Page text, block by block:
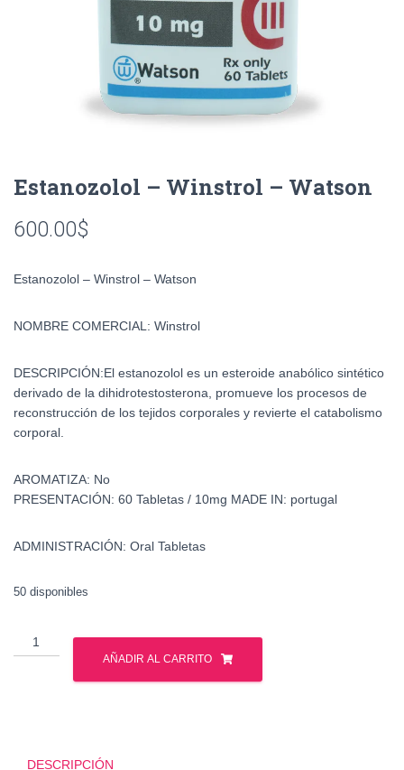
Estanozolol – Winstrol – Watson
600.00$
Estanozolol – Winstrol – Watson
NOMBRE COMERCIAL : Winstrol
DESCRIPCIÓN:El estanozolol es un esteroide anabólico sintético
derivado de la dihidrotestosterona, promueve los procesos de
reconstrucción de los tejidos corporales y revierte el catabolismo
corporal.
AROMATIZA: No
PRESENTACIÓN: 60 Tabletas / 10mg MADE IN: portugal
ADMINISTRACIÓN: Oral Tabletas
50 disponibles
Estanozolol
-
AÑADIR AL CARRITO
DESCRIPCIÓN